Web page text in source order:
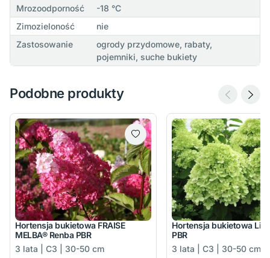
Mrozoodporność
-18 °C
Zimozieloność
nie
Zastosowanie
ogrody przydomowe, rabaty,
pojemniki, suche bukiety
Podobne produkty
Hortensja bukietowa FRAISE
MELBA® Renba PBR
3 lata | C3 | 30-50 cm
Hortensja bukietowa
PBR
3 lata | C3 | 30-50 cm